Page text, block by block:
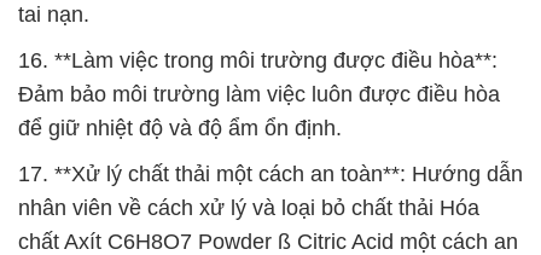
tai nạn.
16. **Làm việc trong môi trường được điều hòa**:
Đảm bảo môi trường làm việc luôn được điều hòa
để giữ nhiệt độ và độ ẩm ổn định.
17. **Xử lý chất thải một cách an toàn**: Hướng dẫn
nhân viên về cách xử lý và loại bỏ chất thải Hóa
chất Axít C6H8O7 Powder ß Citric Acid một cách an